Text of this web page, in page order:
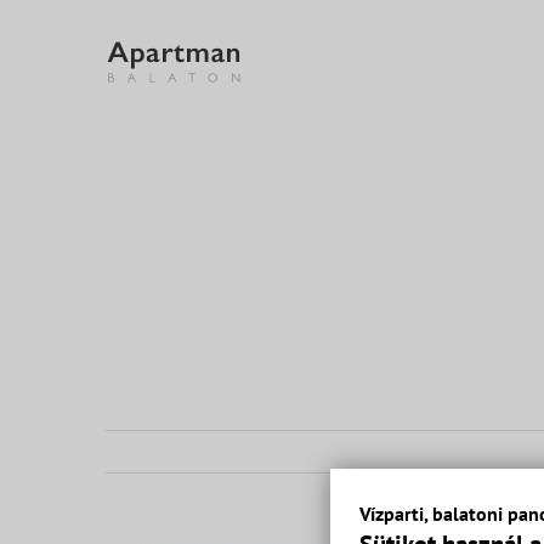
Vízparti, balatoni